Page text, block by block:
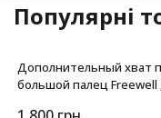
Популярні
Дополнительный хват
большой палец Freewell